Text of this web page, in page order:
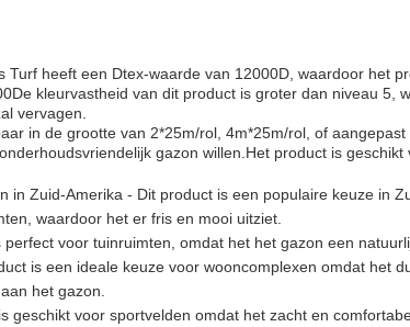
Turf heeft een Dtex-waarde van 12000D, waardoor het
kleurvastheid van dit product is groter dan niveau 5,
vervagen.
in de grootte van 2*25m/rol, 4m*25m/rol, of
gazon willen.Het product is
in Zuid-Amerika - Dit product is een populaire keuze in
waardoor het er fris en mooi uitziet.
voor tuinruimten, omdat het het gazon een
is een ideale keuze voor wooncomplexen omdat het
het gazon.
geschikt voor sportvelden omdat het zacht en